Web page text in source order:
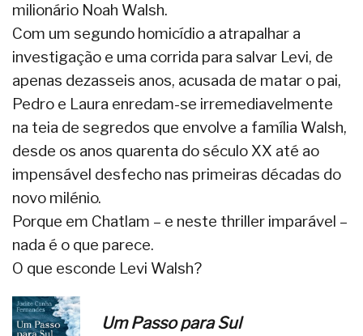
milionário Noah Walsh.
Com um segundo homicídio a atrapalhar a
investigação e uma corrida para salvar Levi, de
apenas dezasseis anos, acusada de matar o pai,
Pedro e Laura enredam-se irremediavelmente
na teia de segredos que envolve a família Walsh,
desde os anos quarenta do século XX até ao
impensável desfecho nas primeiras décadas do
novo milénio.
Porque em Chatlam – e neste thriller imparável –
nada é o que parece.
O que esconde Levi Walsh?
Um Passo para Sul